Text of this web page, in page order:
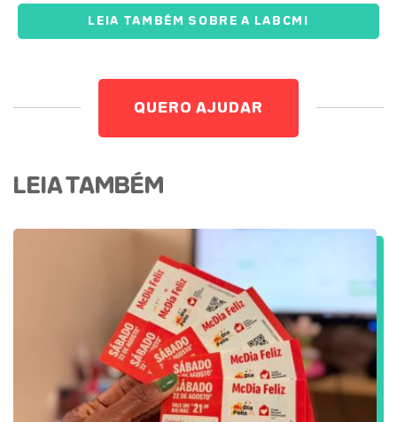
LEIA TAMBÉM SOBRE A LABCMI
QUERO AJUDAR
LEIA TAMBÉM